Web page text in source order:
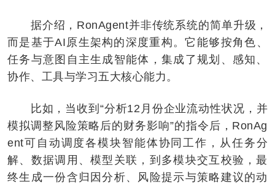
据介绍，RonAgent并非传统系统的简单升级，
而是基于AI原生架构的深度重构。它能够按角色、
任务与意图自主生成智能体，集成了规划、感知、
协作、工具与学习五大核心能力。
比如，当收到“分析12月份企业流动性状况，并
模拟调整风险策略后的财务影响”的指令后，RonAg
ent可自动调度各模块智能体协同工作，从任务分
解、数据调用、模型关联，到多模块交互校验，最
终生成一份含归因分析、风险提示与策略建议的动